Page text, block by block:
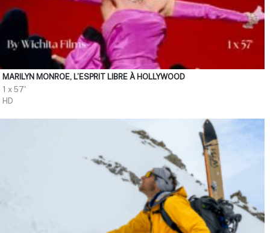
MARILYN MONROE, L’ESPRIT LIBRE À HOLLYWOOD
1 x 57'
HD